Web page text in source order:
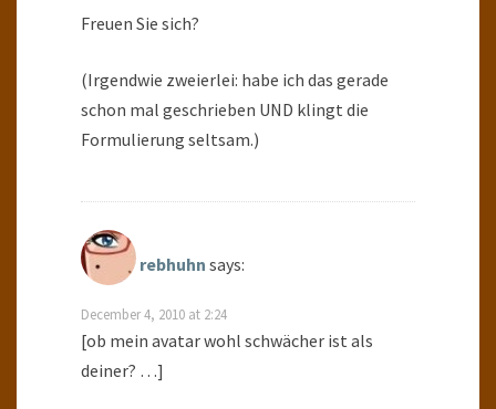
Freuen Sie sich?
(Irgendwie zweierlei: habe ich das gerade
schon mal geschrieben UND klingt die
Formulierung seltsam.)
rebhuhn says:
December 4, 2010 at 2:24
[ob mein avatar wohl schwächer ist als
deiner? …]